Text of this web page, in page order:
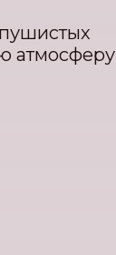
атмосферу